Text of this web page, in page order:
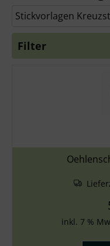
Stricknadeln
Knüpfpackungen
Stickvorlagen
Filter
inkl. 7 %